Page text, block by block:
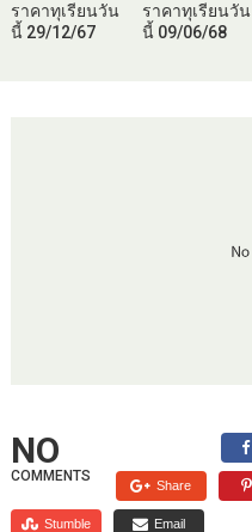
ราคาทุเรียนวัน
นี้ 29/12/67
ราคาทุเรียนวัน
นี้ 09/06/68
NO
COMMENTS
Share
Stumble Email